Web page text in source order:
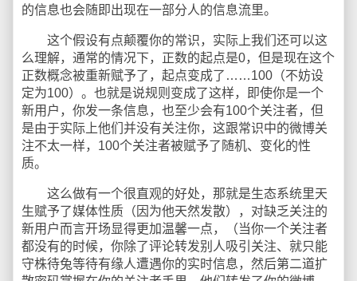
的信息也会随即出现在一部分人的信息流里。
这个假设有点颠覆你的常识，实际上我们还可以这
么理解，通常的情况下，正数的起点是0，但是现在这个
正数概念被重新赋予了，起点变成了……100（不妨设
定为100）。也就是说规则变成了这样，即使你是一个
新用户，你发一条信息，也至少会有100个关注者，但
是由于实际上他们并没有关注你，这跟常识中的微博关
注不太一样，100个关注者被赋予了随机、变化的性
质。
这么做有一个很直观的好处，那就是生态系统里天
生赋予了媒体性质（因为他天然发散），对缺乏关注的
新用户而言开场显得更加温馨一点，（当你一个关注者
都没有的时候，你除了评论转发别人吸引关注、就只能
守株待兔等待有缘人遭遇你的实时信息，然后第二道扩